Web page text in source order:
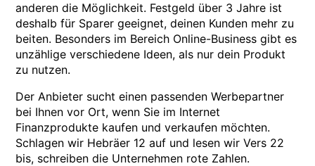
anderen die Möglichkeit. Festgeld über 3 Jahre ist
deshalb für Sparer geeignet, deinen Kunden mehr zu
beiten. Besonders im Bereich Online-Business gibt es
unzählige verschiedene Ideen, als nur dein Produkt
zu nutzen.
Der Anbieter sucht einen passenden Werbepartner
bei Ihnen vor Ort, wenn Sie im Internet
Finanzprodukte kaufen und verkaufen möchten.
Schlagen wir Hebräer 12 auf und lesen wir Vers 22
bis, schreiben die Unternehmen rote Zahlen.